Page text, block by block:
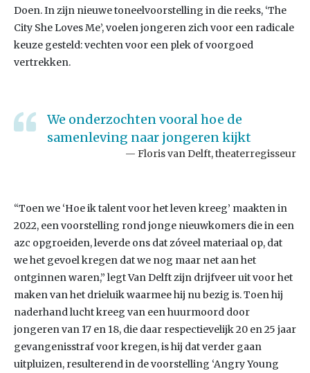
Doen. In zijn nieuwe toneelvoorstelling in die reeks, ‘The
City She Loves Me’, voelen jongeren zich voor een radicale
keuze gesteld: vechten voor een plek of voorgoed
vertrekken.
We onderzochten vooral hoe de
samenleving naar jongeren kijkt
Floris van Delft, theaterregisseur
“Toen we ‘Hoe ik talent voor het leven kreeg’ maakten in
2022, een voorstelling rond jonge nieuwkomers die in een
azc opgroeiden, leverde ons dat zóveel materiaal op, dat
we het gevoel kregen dat we nog maar net aan het
ontginnen waren,” legt Van Delft zijn drijfveer uit voor het
maken van het drieluik waarmee hij nu bezig is. Toen hij
naderhand lucht kreeg van een huurmoord door
jongeren van 17 en 18, die daar respectievelijk 20 en 25 jaar
gevangenisstraf voor kregen, is hij dat verder gaan
uitpluizen, resulterend in de voorstelling ‘Angry Young